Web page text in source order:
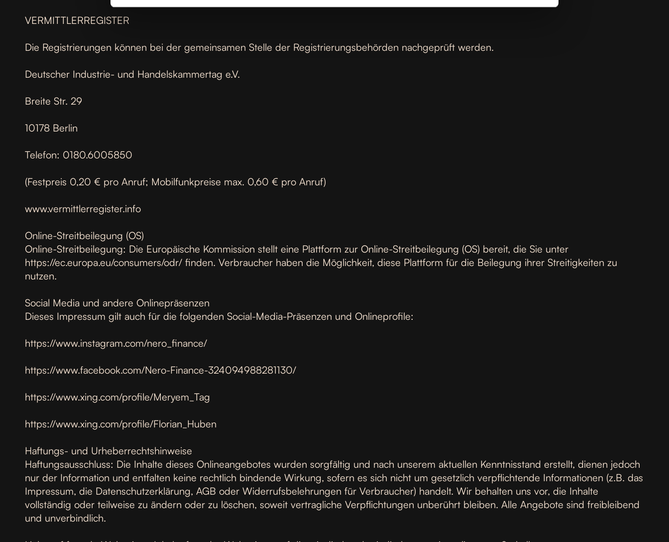
VERMITTLERREGISTER
Die Registrierungen können bei der gemeinsamen Stelle der Registrierungsbehörden nachgeprüft werden.
Deutscher Industrie- und Handelskammertag e.V.
Breite Str. 29
10178 Berlin
Telefon: 0180.6005850
(Festpreis 0,20 € pro Anruf; Mobilfunkpreise max. 0,60 € pro Anruf)
www.vermittlerregister.info
Online-Streitbeilegung (OS)
Online-Streitbeilegung: Die Europäische Kommission stellt eine Plattform zur Online-Streitbeilegung (OS) bereit, die Sie unter
https://ec.europa.eu/consumers/odr/ finden. Verbraucher haben die Möglichkeit, diese Plattform für die Beilegung ihrer Streitigkeiten zu
nutzen.
Social Media und andere Onlinepräsenzen
Dieses Impressum gilt auch für die folgenden Social-Media-Präsenzen und Onlineprofile:
https://www.instagram.com/nero_finance/
https://www.facebook.com/Nero-Finance-324094988281130/
https://www.xing.com/profile/Meryem_Tag
https://www.xing.com/profile/Florian_Huben
Haftungs- und Urheberrechtshinweise
Haftungsausschluss: Die Inhalte dieses Onlineangebotes wurden sorgfältig und nach unserem aktuellen Kenntnisstand erstellt, dienen jedoch
nur der Information und entfalten keine rechtlich bindende Wirkung, sofern es sich nicht um gesetzlich verpflichtende Informationen (z.B. das
Impressum, die Datenschutzerklärung, AGB oder Widerrufsbelehrungen für Verbraucher) handelt. Wir behalten uns vor, die Inhalte
vollständig oder teilweise zu ändern oder zu löschen, soweit vertragliche Verpflichtungen unberührt bleiben. Alle Angebote sind freibleibend
und unverbindlich.